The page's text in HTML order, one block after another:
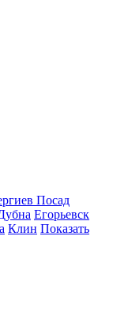
Посад
Егорьевск
Клин Показать